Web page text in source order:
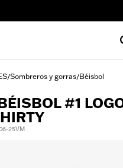
/Sombreros y gorras/Béisbol
#1
25VM